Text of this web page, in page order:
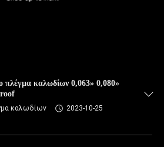
πλέγμα καλωδίων 0,063» 0,080»
καλωδίων
2023-10-25